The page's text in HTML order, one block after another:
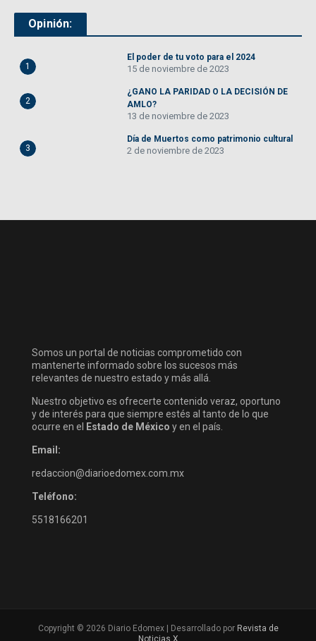
Opinión:
1
El poder de tu voto para el 2024
15 de noviembre de 2023
2
¿GANO LA PARIDAD O LA DECISIÓN DE
AMLO?
13 de noviembre de 2023
3
Día de Muertos como patrimonio cultural
2 de noviembre de 2023
Somos un portal de noticias comprometido con
mantenerte informado sobre los sucesos más
relevantes de nuestro estado y más allá.
Nuestro objetivo es ofrecerte contenido veraz, oportuno
y de interés para que siempre estés al tanto de lo que
ocurre en el
Estado de México y en el país.
Email:
redaccion@diarioedomex.com.mx
Teléfono:
5518166201
Copyright © 2026 Diario Edomex | Desarrollado por Revista de
Noticias X